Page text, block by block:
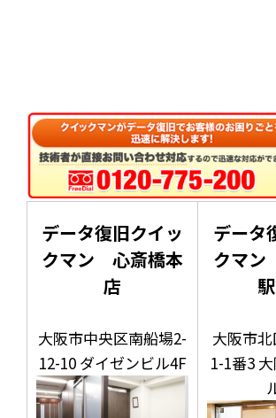
データ復旧クイッ
クマン 心斎橋本
店
大阪市中央区南船場2-
12-10 ダイゼンビル4F
データ
クマ
大阪市
1-1番3